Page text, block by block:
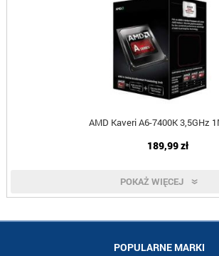
AMD Kaveri A6-7400K 3,5GHz
189,99 zł
POKAŻ WIĘCEJ
POPULARNE MARKI